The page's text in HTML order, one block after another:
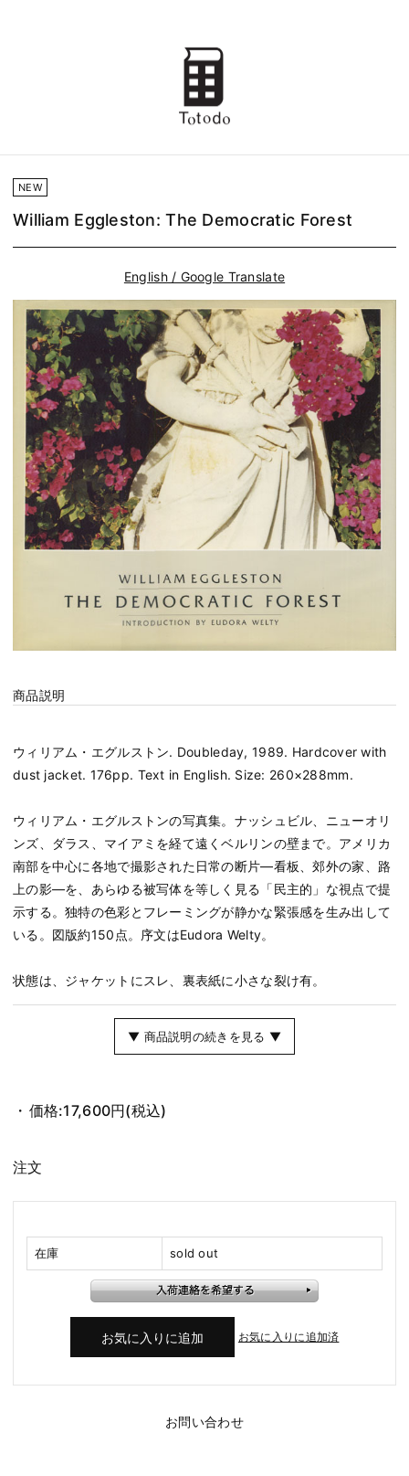
NEW
William Eggleston: The Democratic Forest
English / Google Translate
商品説明
ウィリアム・エグルストン. Doubleday, 1989. Hardcover with
dust jacket. 176pp. Text in English. Size: 260×288mm.
ウィリアム・エグルストンの写真集。ナッシュビル、ニューオリ
ンズ、ダラス、マイアミを経て遠くベルリンの壁まで。アメリカ
南部を中心に各地で撮影された日常の断片―看板、郊外の家、路
上の影―を、あらゆる被写体を等しく見る「民主的」な視点で提
示する。独特の色彩とフレーミングが静かな緊張感を生み出して
いる。図版約150点。序文はEudora Welty。
状態は、ジャケットにスレ、裏表紙に小さな裂け有。
▼ 商品説明の続きを見る ▼
価格:17,600円(税込)
注文
在庫 sold out
お気に入りに追加済
お問い合わせ